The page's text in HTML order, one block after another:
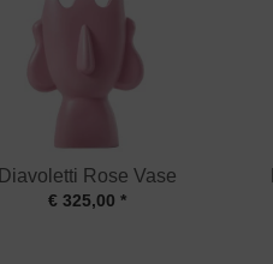
Diavoletti Rose Vase
€ 325,00 *